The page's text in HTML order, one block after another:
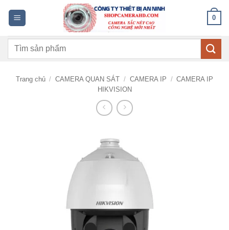
dung
0
Tìm
Trang chủ / CAMERA QUAN SÁT / CAMERA IP / CAMERA IP
HIKVISION